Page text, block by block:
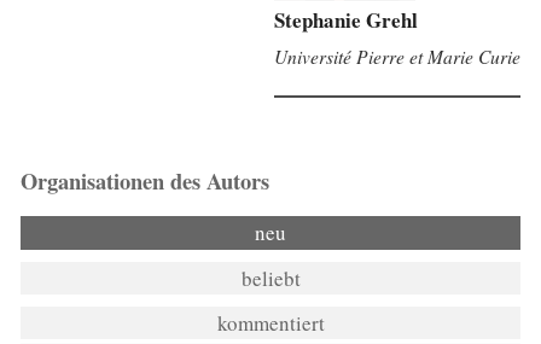
Stephanie Grehl
Université Pierre et Marie Curie
Organisationen des Autors
neu
beliebt
kommentiert